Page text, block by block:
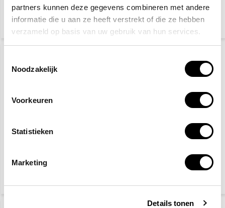
partners kunnen deze gegevens combineren met andere
informatie die u aan ze heeft verstrekt of die ze hebben
verzameld op basis van uw gebruik van hun services.
Noodzakelijk
Voorkeuren
Statistieken
Marketing
Details tonen
10,958,70 14,9512,20
Veiligheidshesje met
Veiligheidshesje met